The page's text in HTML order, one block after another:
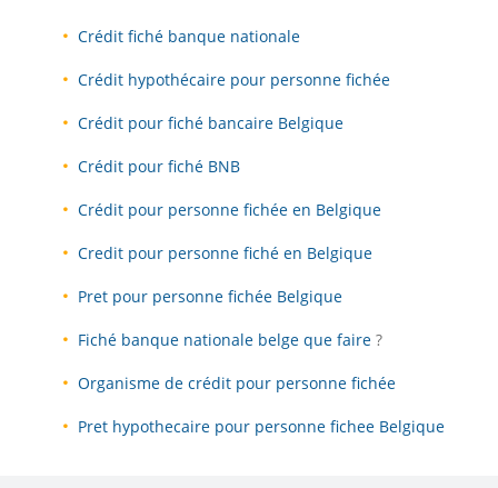
Crédit fiché banque nationale
Crédit hypothécaire pour personne fichée
Crédit pour fiché bancaire Belgique
Crédit pour fiché BNB
Crédit pour personne fichée en Belgique
Credit pour personne fiché en Belgique
Pret pour personne fichée Belgique
Fiché banque nationale belge que faire ?
Organisme de crédit pour personne fichée
Pret hypothecaire pour personne fichee Belgique